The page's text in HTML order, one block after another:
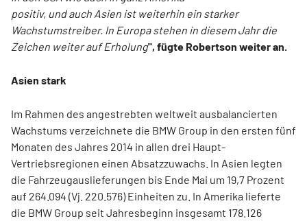
positiv, und auch Asien ist weiterhin ein starker
Wachstumstreiber. In Europa stehen in diesem Jahr die
Zeichen weiter auf Erholung", fügte Robertson weiter an.
Asien stark
Im Rahmen des angestrebten weltweit ausbalancierten
Wachstums verzeichnete die BMW Group in den ersten fünf
Monaten des Jahres 2014 in allen drei Haupt-
Vertriebsregionen einen Absatzzuwachs. In Asien legten
die Fahrzeugauslieferungen bis Ende Mai um 19,7 Prozent
auf 264.094 (Vj. 220.576) Einheiten zu. In Amerika lieferte
die BMW Group seit Jahresbeginn insgesamt 178.126